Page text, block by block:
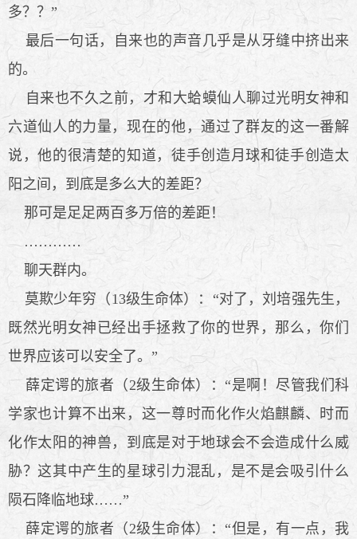
多？？”
最后一句话，自来也的声音几乎是从牙缝中挤出来
的。
自来也不久之前，才和大蛤蟆仙人聊过光明女神和
六道仙人的力量，现在的他，通过了群友的这一番解
说，他的很清楚的知道，徒手创造月球和徒手创造太
阳之间，到底是多么大的差距？
那可是足足两百多万倍的差距！
…………
聊天群内。
莫欺少年穷（13级生命体）：“对了，刘培强先生，
既然光明女神已经出手拯救了你的世界，那么，你们
世界应该可以安全了。”
薛定谔的旅者（2级生命体）：“是啊！尽管我们科
学家也计算不出来，这一尊时而化作火焰麒麟、时而
化作太阳的神兽，到底是对于地球会不会造成什么威
胁？这其中产生的星球引力混乱，是不是会吸引什么
陨石降临地球……”
薛定谔的旅者（2级生命体）：“但是，有一点，我